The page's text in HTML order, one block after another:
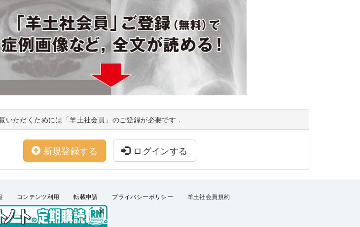
いただくためには「羊土社会員」のご登録が必要です．
新規登録する ログインする
コンテンツ利用 転載申請 プライバシーポリシー
羊土社会員規約
い合わせ English